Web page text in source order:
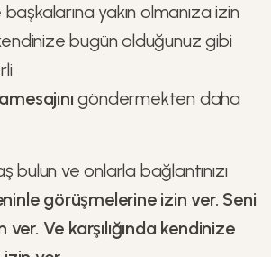
yakın olmanıza izin
bugün olduğunuz gibi
göndermekten daha
bulun ve onlarla bağlantınızı
görüşmelerine izin ver. Seni
Ve karşılığında kendinize